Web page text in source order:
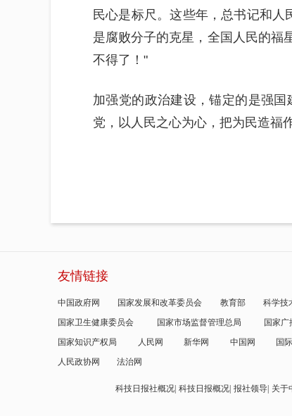
民心是标尺。这些年，总书记和
是腐败分子的克星，全国人民的
不得了！"
加强党的政治建设，锚定的是强
党，以人民之心为心，把为民造福
友情链接
中国政府网 国家发展和改革委员会 教育部 科学技
国家卫生健康委员会
国家市场监督管理总局 国家广
国家知识产权局
人民网 新华网 中国网 国
人民政协网
法治网
科技日报社概况 科技日报概况 报社领导 关于